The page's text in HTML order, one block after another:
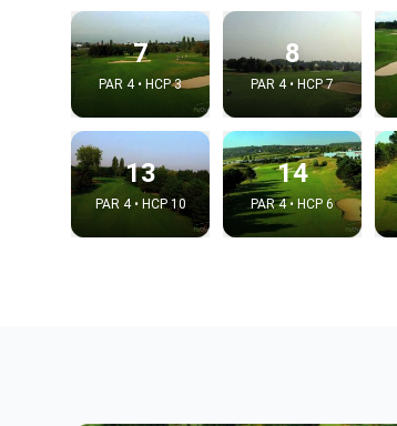
7
PAR 4 • HCP 3
8
PAR 4 • HCP 7
13
PAR 4 • HCP 10
14
PAR 4 • HCP 6